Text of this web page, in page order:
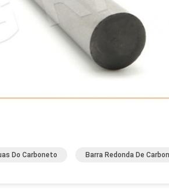
Do Carboneto Barra Redonda De